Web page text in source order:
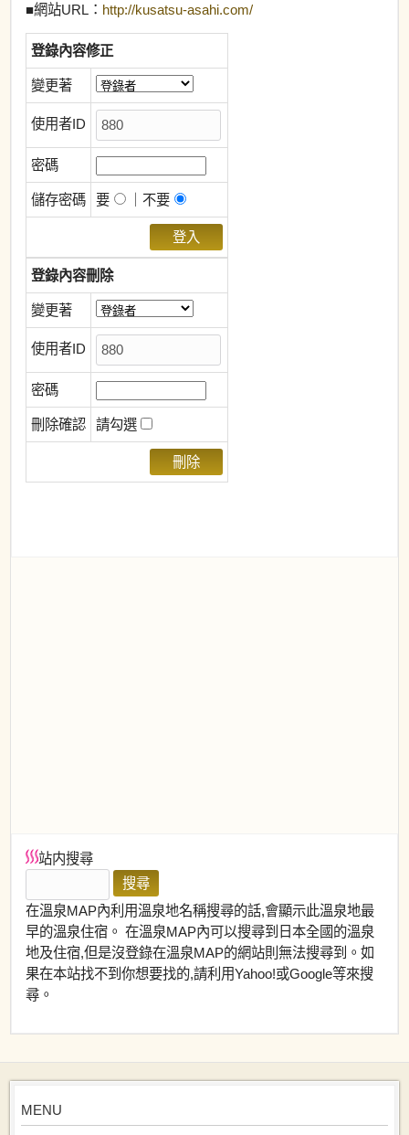
■網站URL： http://kusatsu-asahi.com/
登錄內容修正
變更著
使用者ID
密碼
儲存密碼 要 ｜不要
登錄內容刪除
變更著
使用者ID
密碼
刪除確認 請勾選
站内搜尋
在溫泉MAP內利用溫泉地名稱搜尋的話,會顯示此溫泉地最
早的溫泉住宿。 在溫泉MAP內可以搜尋到日本全國的溫泉
地及住宿,但是沒登錄在溫泉MAP的網站則無法搜尋到。如
果在本站找不到你想要找的,請利用Yahoo!或Google等來搜
尋。
MENU